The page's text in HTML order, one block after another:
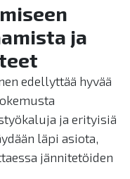
ja
edellyttää hyvää
ja erityisiä
läpi asiota,
jännitetöiden